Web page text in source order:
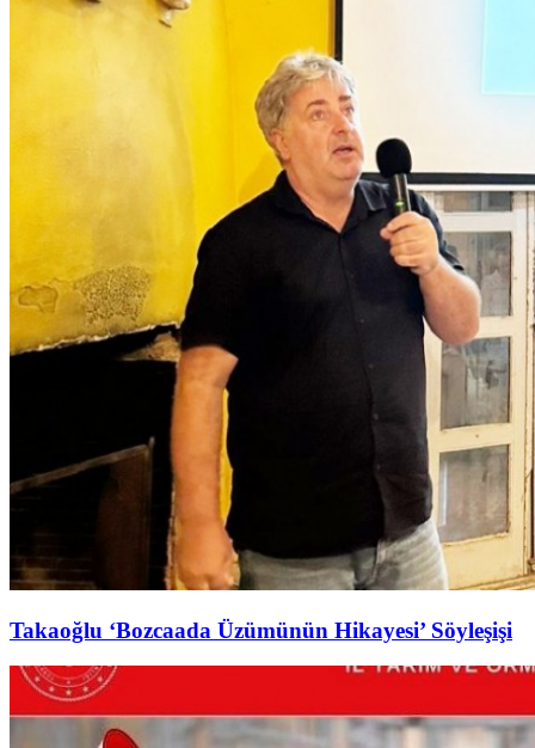
Takaoğlu ‘Bozcaada Üzümünün Hikayesi’ Söyleşişi